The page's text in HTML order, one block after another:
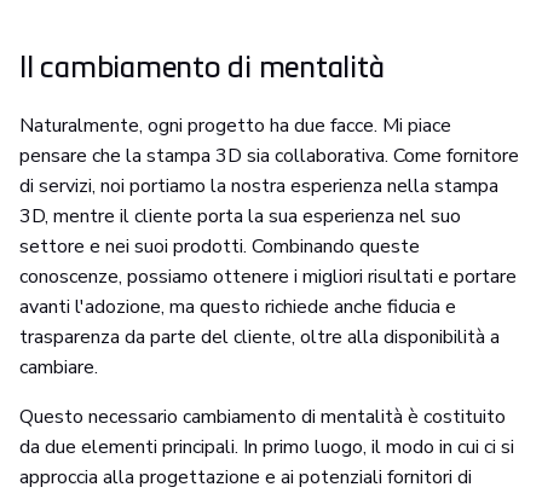
Il cambiamento di mentalità
Naturalmente, ogni progetto ha due facce. Mi piace
pensare che la stampa 3D sia collaborativa. Come fornitore
di servizi, noi portiamo la nostra esperienza nella stampa
3D, mentre il cliente porta la sua esperienza nel suo
settore e nei suoi prodotti. Combinando queste
conoscenze, possiamo ottenere i migliori risultati e portare
avanti l'adozione, ma questo richiede anche fiducia e
trasparenza da parte del cliente, oltre alla disponibilità a
cambiare.
Questo necessario cambiamento di mentalità è costituito
da due elementi principali. In primo luogo, il modo in cui ci si
approccia alla progettazione e ai potenziali fornitori di